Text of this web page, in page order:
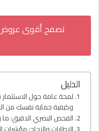
تصفح أقوى عروض
الدليل
لمحة عامة حول
وكيفية حماية نفسك من
الفحص البصري الدقيق: ما